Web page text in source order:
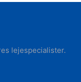
lejespecialister.